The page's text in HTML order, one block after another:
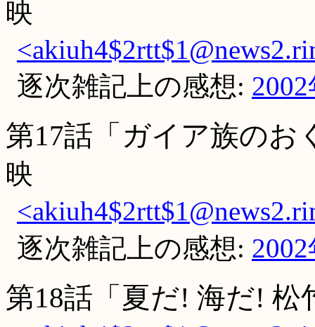
映
逐次雑記上の感想:
第17話「ガイア族のお
映
逐次雑記上の感想:
第18話「夏だ! 海だ! 松